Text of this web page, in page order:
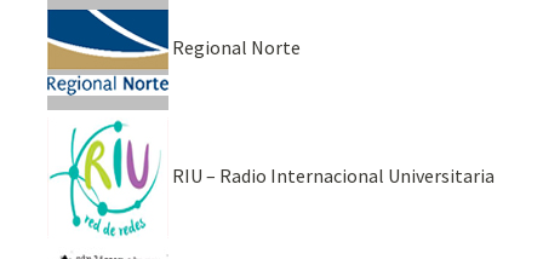
Regional Norte
RIU – Radio Internacional Universitaria